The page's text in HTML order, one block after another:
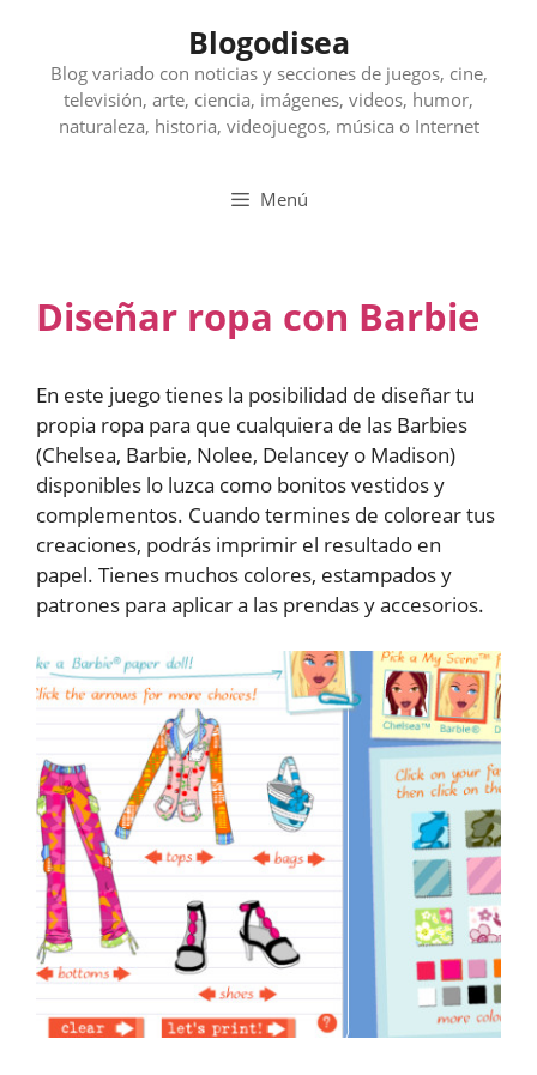
contenido
Blogodisea
Blog variado con noticias y secciones de juegos, cine,
televisión, arte, ciencia, imágenes, videos, humor,
naturaleza, historia, videojuegos, música o Internet
Menú
Diseñar ropa con Barbie
En este juego tienes la posibilidad de diseñar tu
propia ropa para que cualquiera de las Barbies
(Chelsea, Barbie, Nolee, Delancey o Madison)
disponibles lo luzca como bonitos vestidos y
complementos. Cuando termines de colorear tus
creaciones, podrás imprimir el resultado en
papel. Tienes muchos colores, estampados y
patrones para aplicar a las prendas y accesorios.